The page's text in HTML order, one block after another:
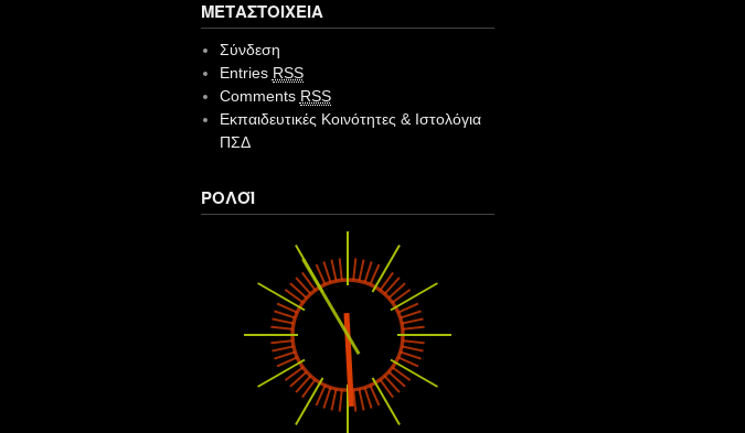
ΜΕΤΑΣΤΟΙΧΕΊΑ
Σύνδεση
Entries RSS
Comments RSS
Εκπαιδευτικές Κοινότητες & Ιστολόγια
ΠΣΔ
ΡΟΛΌΙ